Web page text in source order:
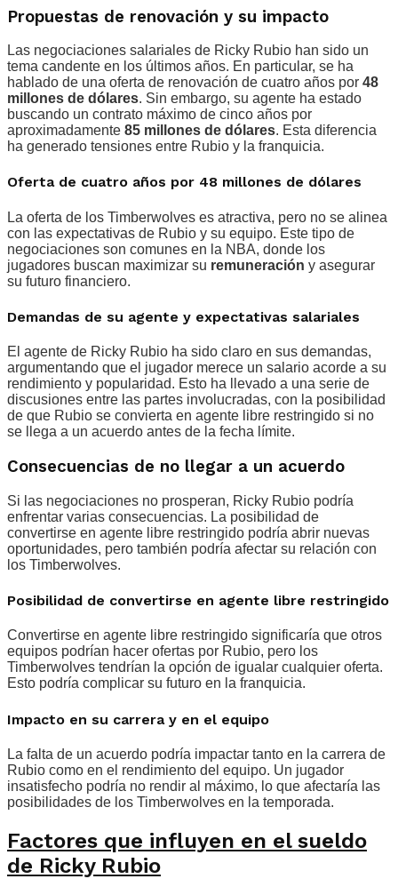
Propuestas de renovación y su impacto
Las negociaciones salariales de Ricky Rubio han sido un
tema candente en los últimos años. En particular, se ha
hablado de una oferta de renovación de cuatro años por 48
millones de dólares. Sin embargo, su agente ha estado
buscando un contrato máximo de cinco años por
aproximadamente 85 millones de dólares. Esta diferencia
ha generado tensiones entre Rubio y la franquicia.
Oferta de cuatro años por 48 millones de dólares
La oferta de los Timberwolves es atractiva, pero no se alinea
con las expectativas de Rubio y su equipo. Este tipo de
negociaciones son comunes en la NBA, donde los
jugadores buscan maximizar su remuneración y asegurar
su futuro financiero.
Demandas de su agente y expectativas salariales
El agente de Ricky Rubio ha sido claro en sus demandas,
argumentando que el jugador merece un salario acorde a su
rendimiento y popularidad. Esto ha llevado a una serie de
discusiones entre las partes involucradas, con la posibilidad
de que Rubio se convierta en agente libre restringido si no
se llega a un acuerdo antes de la fecha límite.
Consecuencias de no llegar a un acuerdo
Si las negociaciones no prosperan, Ricky Rubio podría
enfrentar varias consecuencias. La posibilidad de
convertirse en agente libre restringido podría abrir nuevas
oportunidades, pero también podría afectar su relación con
los Timberwolves.
Posibilidad de convertirse en agente libre restringido
Convertirse en agente libre restringido significaría que otros
equipos podrían hacer ofertas por Rubio, pero los
Timberwolves tendrían la opción de igualar cualquier oferta.
Esto podría complicar su futuro en la franquicia.
Impacto en su carrera y en el equipo
La falta de un acuerdo podría impactar tanto en la carrera de
Rubio como en el rendimiento del equipo. Un jugador
insatisfecho podría no rendir al máximo, lo que afectaría las
posibilidades de los Timberwolves en la temporada.
Factores que influyen en el sueldo
de Ricky Rubio